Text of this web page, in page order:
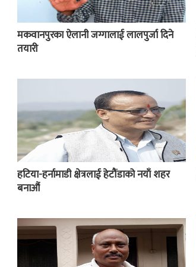
मकवानपुरका ऐलानी जग्गालाई लालपुर्जा दिने
तयारी
हटिया-हर्नामाडी क्षेत्रलाई हेटौंडाको नयाँ शहर
बनाऔं